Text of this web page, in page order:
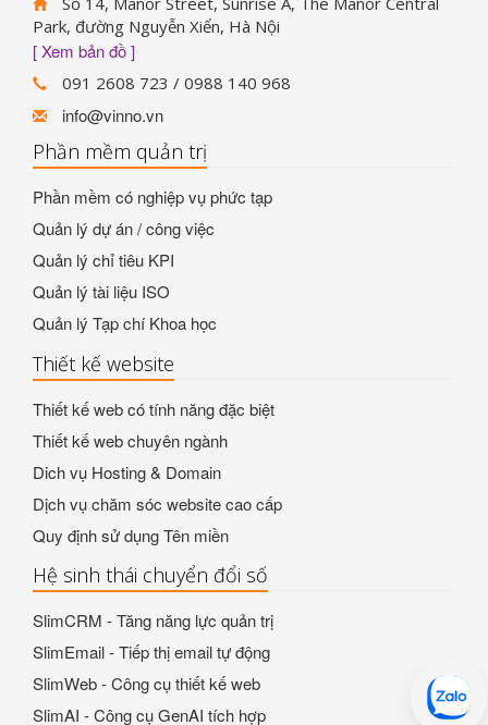
Park, đường Nguyễn Xiển, Hà Nội
[ Xem bản đồ ]
091 2608 723 / 0988 140 968
info@vinno.vn
Phần mềm quản trị
Phần mềm có nghiệp vụ phức tạp
Quản lý dự án / công việc
Quản lý chỉ tiêu KPI
Quản lý tài liệu ISO
Quản lý Tạp chí Khoa học
Thiết kế website
Thiết kế web có tính năng đặc biệt
Thiết kế web chuyên ngành
Dich vụ Hosting & Domain
Dịch vụ chăm sóc website cao cấp
Quy định sử dụng Tên miền
Hệ sinh thái chuyển đổi số
SlimCRM - Tăng năng lực quản trị
SlimEmail - Tiếp thị email tự động
SlimWeb - Công cụ thiết kế web
SlimAI - Công cụ GenAI tích hợp